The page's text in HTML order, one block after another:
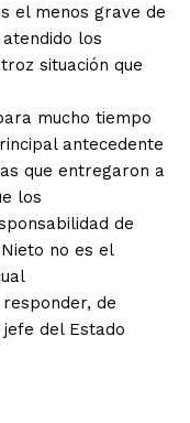
el menos grave de
los
situación que
mucho tiempo
antecedente
que entregaron a
los
de
no es el
de
del Estado